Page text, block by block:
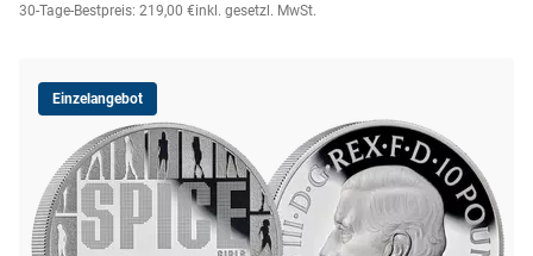
30-Tage-Bestpreis: 219,00 €inkl. gesetzl. MwSt.
Einzelangebot